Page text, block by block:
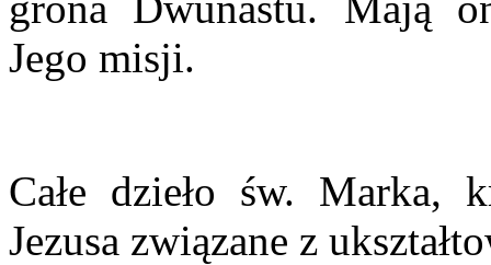
Jego misji.
Całe dzieło św. Marka,
Jezusa związane z